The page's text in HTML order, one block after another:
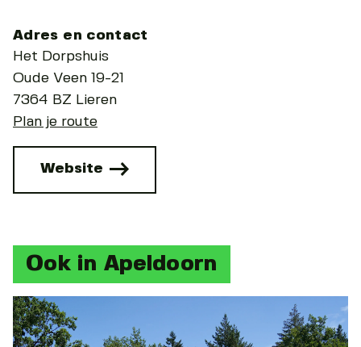
Adres en contact
Het Dorpshuis
Oude Veen 19-21
7364 BZ Lieren
Plan je route
Website
Ook in Apeldoorn